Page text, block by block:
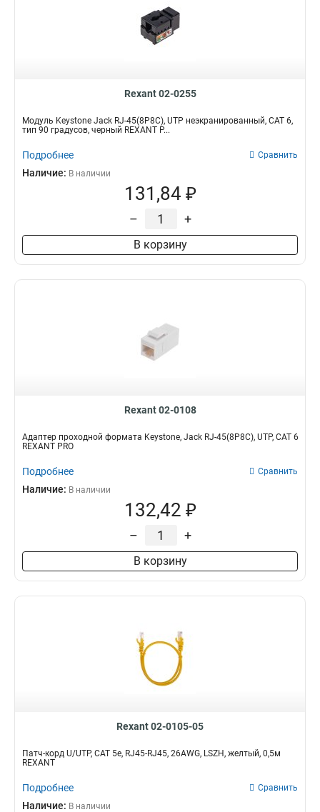
Rexant 02-0255
Модуль Keystone Jack RJ-45(8P8C), UTP неэкранированный, CAT 6,
тип 90 градусов, черный REXANT P...
Подробнее Сравнить
Наличие: В наличии
131,84 ₽
– +
В корзину
Rexant 02-0108
Адаптер проходной формата Keystone, Jack RJ-45(8P8C), UTP, CAT 6
REXANT PRO
Подробнее Сравнить
Наличие: В наличии
132,42 ₽
– +
В корзину
Rexant 02-0105-05
Патч-корд U/UTP, CAT 5e, RJ45-RJ45, 26AWG, LSZH, желтый, 0,5м
REXANT
Подробнее Сравнить
Наличие: В наличии